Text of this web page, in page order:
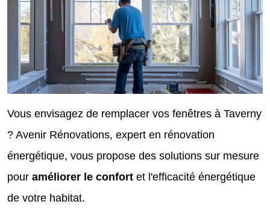
Vous envisagez de remplacer vos fenêtres à Taverny
? Avenir Rénovations, expert en rénovation
énergétique, vous propose des solutions sur mesure
pour améliorer le confort et l'efficacité énergétique
de votre habitat.